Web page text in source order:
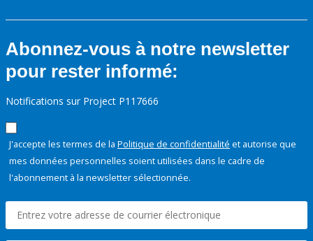
Abonnez-vous à notre newsletter
pour rester informé:
Notifications sur Project P117666
J'accepte les termes de la Politique de confidentialité et autorise que
mes données personnelles soient utilisées dans le cadre de
l'abonnement à la newsletter sélectionnée.